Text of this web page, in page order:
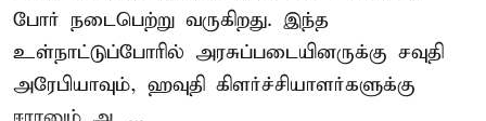
போர் நடைபெற்று வருகிறது. இந்த
உள்நாட்டுப்போரில் அரசுப்படையினருக்கு சவுதி
அரேபியாவும், ஹவுதி கிளர்ச்சியாளர்களுக்கு